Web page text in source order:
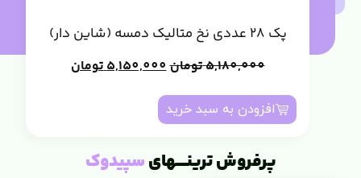
پک 28 عددی نخ متالیک دمسه (شاین دار)
5,180,000تومان5,150,000تومان
افزودن به سبد خرید
پرفروش ترینــــهایسپیدوک